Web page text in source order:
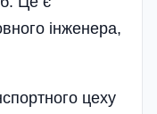
інженера,
цеху